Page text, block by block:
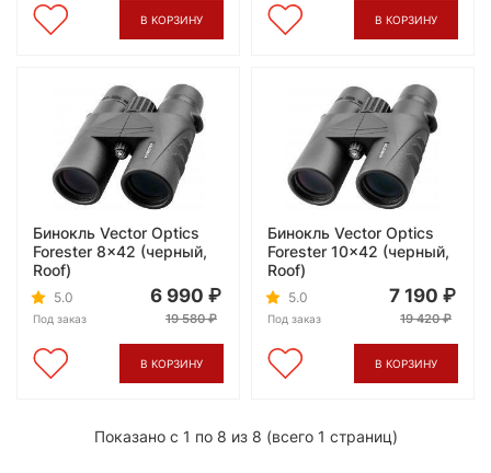
В КОРЗИНУ В КОРЗИНУ
Бинокль Vector Optics
Forester 8x42 (черный,
Roof)
5.0
Под заказ
6 990
19 580
В КОРЗИНУ
Бинокль Vector Optics
Forester 10x42 (черный,
Roof)
5.0
Под заказ
7 190
19 420
В КОРЗИНУ
Показано с 1 по 8 из 8 (всего 1 страниц)